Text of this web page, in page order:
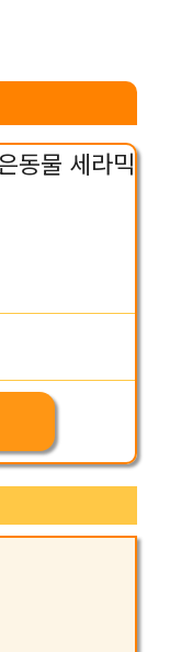
동물 세라믹